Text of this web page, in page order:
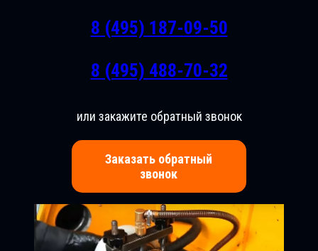
8 (495) 187-09-50
8 (495) 488-70-32
или закажите обратный звонок
Заказать обратный
звонок